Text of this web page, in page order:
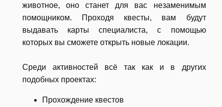
животное, оно станет для вас незаменимым
помощником. Проходя квесты, вам будут
выдавать карты специалиста, с помощью
которых вы сможете открыть новые локации.
Среди активностей всё так как и в других
подобных проектах:
Прохождение квестов